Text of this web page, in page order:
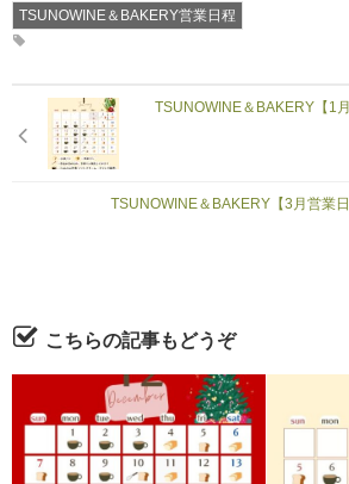
TSUNOWINE＆BAKERY営業日程
TSUNOWINE＆BAKERY【1
TSUNOWINE＆BAKERY【3月営業日
こちらの記事もどうぞ